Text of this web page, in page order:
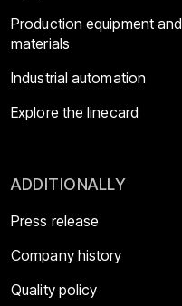
Production equipment and
materials
Industrial automation
Explore the linecard
ADDITIONALLY
Press release
Company history
Quality policy